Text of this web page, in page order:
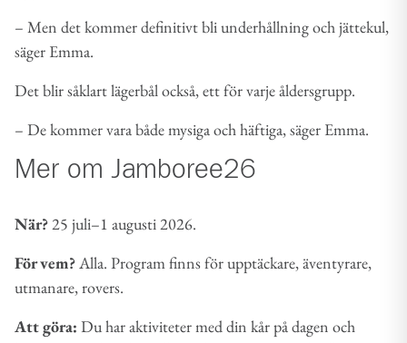
– Men det kommer definitivt bli underhållning och jättekul,
säger Emma.
Det blir såklart lägerbål också, ett för varje åldersgrupp.
– De kommer vara både mysiga och häftiga, säger Emma.
Mer om Jamboree26
När?25 juli–1 augusti 2026.
För vem?Alla. Program finns för upptäckare, äventyrare,
utmanare, rovers.
Att göra: Du har aktiviteter med din kår på dagen och